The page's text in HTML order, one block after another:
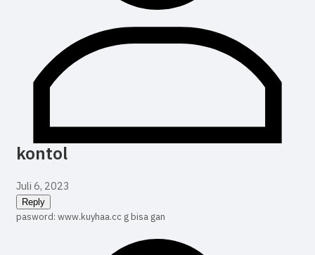
kontol
Juli 6, 2023
Reply
pasword: www.kuyhaa.cc g bisa gan